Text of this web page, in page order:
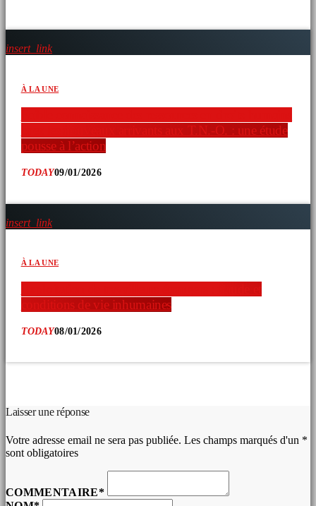
insert_link
À LA UNE
chez les nouveaux arrivants aux T.N.-O. : une étude
pousse à l’action
TODAY09/01/2026
insert_link
À LA UNE
conditions de vie inhumaines
TODAY08/01/2026
Laisser une réponse
Votre adresse email ne sera pas publiée. Les champs marqués d'un *
sont obligatoires
COMMENTAIRE*